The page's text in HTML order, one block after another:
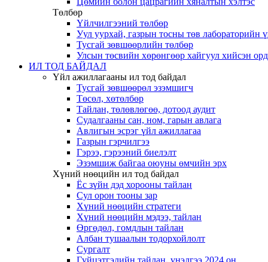
Төлбөр
Үйлчилгээний төлбөр
Уул уурхай, газрын тосны төв лабораторийн
Тусгай зөвшөөрлийн төлбөр
Улсын төсвийн хөрөнгөөр хайгуул хийсэн
ИЛ ТОД БАЙДАЛ
Үйл ажиллагааны ил тод байдал
Тусгай зөвшөөрөл эзэмшигч
Төсөл, хөтөлбөр
Тайлан, төлөвлөгөө, дотоод аудит
Судалгааны сан, ном, гарын авлага
Авлигын эсрэг үйл ажиллагаа
Газрын гэрчилгээ
Гэрээ, гэрээний биелэлт
Эзэмшиж байгаа оюуны өмчийн эрх
Хүний нөөцийн ил тод байдал
Ёс зүйн дэд хорооны тайлан
Сул орон тооны зар
Хүний нөөцийн стратеги
Хүний нөөцийн мэдээ, тайлан
Өргөдөл, гомдлын тайлан
Албан тушаалын тодорхойлолт
Сургалт
Гүйцэтгэлийн тайлан, үнэлгээ 2024 он